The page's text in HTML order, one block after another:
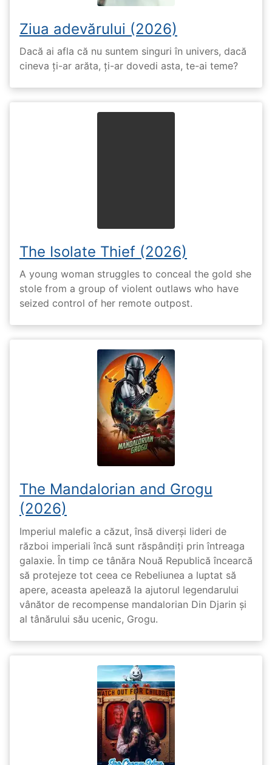
Ziua adevărului (2026)
Dacă ai afla că nu suntem singuri în univers, dacă
cineva ți-ar arăta, ți-ar dovedi asta, te-ai teme?
The Isolate Thief (2026)
A young woman struggles to conceal the gold she
stole from a group of violent outlaws who have
seized control of her remote outpost.
The Mandalorian and Grogu
(2026)
Imperiul malefic a căzut, însă diverși lideri de
război imperiali încă sunt răspândiți prin întreaga
galaxie. În timp ce tânăra Nouă Republică încearcă
să protejeze tot ceea ce Rebeliunea a luptat să
apere, aceasta apelează la ajutorul legendarului
vânător de recompense mandalorian Din Djarin și
al tânărului său ucenic, Grogu.